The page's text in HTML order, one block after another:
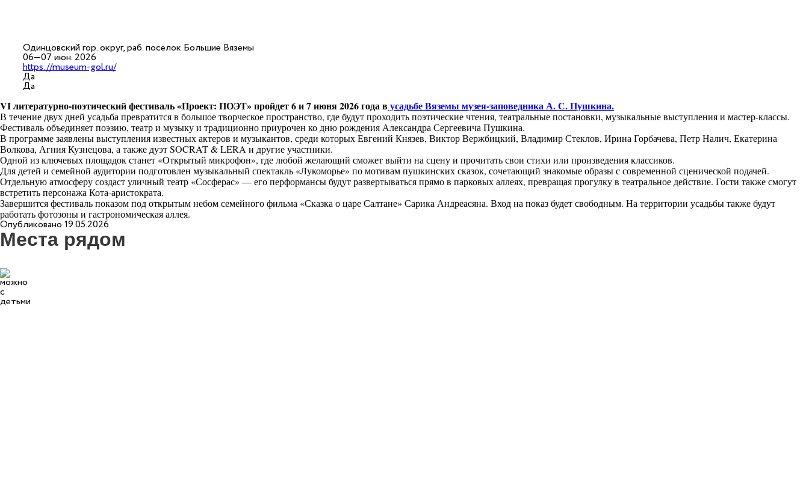
Одинцовский гор. округ, раб. поселок Большие Вяземы
06—07 июн. 2026
https://museum-gol.ru/
Да
Да
VI литературно-поэтический фестиваль «Проект: ПОЭТ» пройдет 6 и 7 июня 2026 года вусадьбе Вяземы музея-заповедника А. С. Пушкина.
В течение двух дней усадьба превратится в большое творческое пространство, где будут проходить поэтические чтения, театральные постановки, музыкальные выступления и мастер-классы.
Фестиваль объединяет поэзию, театр и музыку и традиционно приурочен ко дню рождения Александра Сергеевича Пушкина.
В программе заявлены выступления известных актеров и музыкантов, среди которых Евгений Князев, Виктор Вержбицкий, Владимир Стеклов, Ирина Горбачева, Петр Налич, Екатерина
Волкова, Агния Кузнецова, а также дуэт SOCRAT & LERA и другие участники.
Одной из ключевых площадок станет «Открытый микрофон», где любой желающий сможет выйти на сцену и прочитать свои стихи или произведения классиков.
Для детей и семейной аудитории подготовлен музыкальный спектакль «Лукоморье» по мотивам пушкинских сказок, сочетающий знакомые образы с современной сценической подачей.
Отдельную атмосферу создаст уличный театр «Сосферас» — его перформансы будут развертываться прямо в парковых аллеях, превращая прогулку в театральное действие. Гости также смогут
встретить персонажа Кота-аристократа.
Завершится фестиваль показом под открытым небом семейного фильма «Сказка о царе Салтане» Сарика Андреасяна. Вход на показ будет свободным. На территории усадьбы также будут
работать фотозоны и гастрономическая аллея.
Опубликовано 19.05.2026
Места рядом